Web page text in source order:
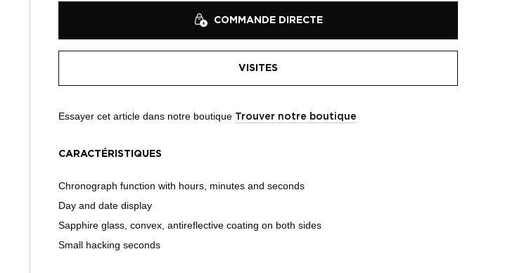
COMMANDE DIRECTE
VISITES
Essayer cet article dans notre boutique Trouver notre boutique
CARACTÉRISTIQUES
Chronograph function with hours, minutes and seconds
Day and date display
Sapphire glass, convex, antireflective coating on both sides
Small hacking seconds